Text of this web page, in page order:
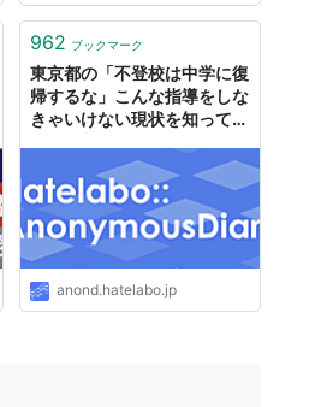
962 ブックマーク
東京都の「不登校は中学に復
帰するな」こんな指導をしな
きゃいけない現状を知ってほ
党、都議会自民党などの皆さ
ん
anond.hatelabo.jp